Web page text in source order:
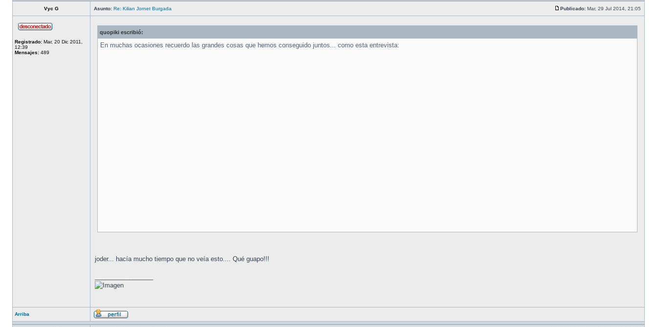
Vyc G Asunto: Re: Kilian Jornet Burgada Publicado: Mar, 29 Jul 2014, 21:05
Registrado: Mar, 20 Dic 2011,
12:39
Mensajes: 489
quopiki escribió:
En muchas ocasiones recuerdo las grandes cosas que hemos conseguido juntos... como esta entrevista:
joder... hacía mucho tiempo que no veía esto.... Qué guapo!!!
Arriba